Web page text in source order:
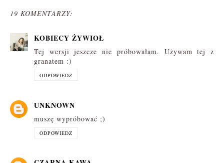
19 KOMENTARZY:
KOBIECY ŻYWIOŁ
Tej wersji jeszcze nie próbowałam. Używam tej z
granatem :)
ODPOWIEDZ
UNKNOWN
muszę wypróbować ;)
ODPOWIEDZ